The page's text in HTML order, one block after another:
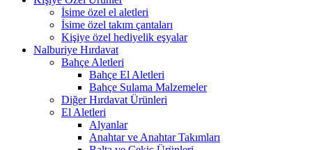
İsime özel el aletleri
İsime özel takım çantaları
Kişiye özel hediyelik eşyalar
Nalburiye Hırdavat
Bahçe Aletleri
Bahçe El Aletleri
Bahçe Sulama Malzemeler
Diğer Hırdavat Ürünleri
El Aletleri
Alyanlar
Anahtar ve Anahtar Takımları